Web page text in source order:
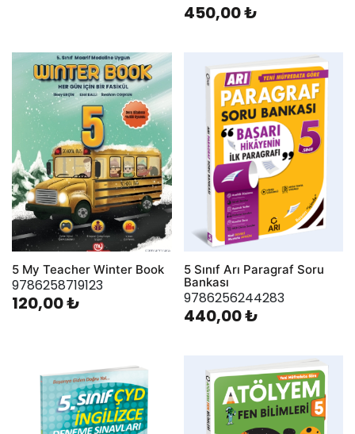
450,00 ₺
5 My Teacher Winter Book
9786258719123
120,00 ₺
5 Sınıf Arı Paragraf Soru
Bankası
9786256244283
440,00 ₺